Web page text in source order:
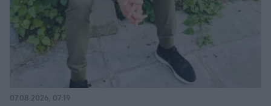
07.08.2026, 07:19